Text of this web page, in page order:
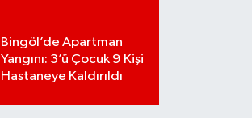
Bingöl’de Apartman
Yangını: 3’ü Çocuk 9 Kişi
Hastaneye Kaldırıldı